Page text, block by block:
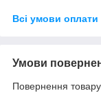
Всі умови оплати
Умови
Повернення